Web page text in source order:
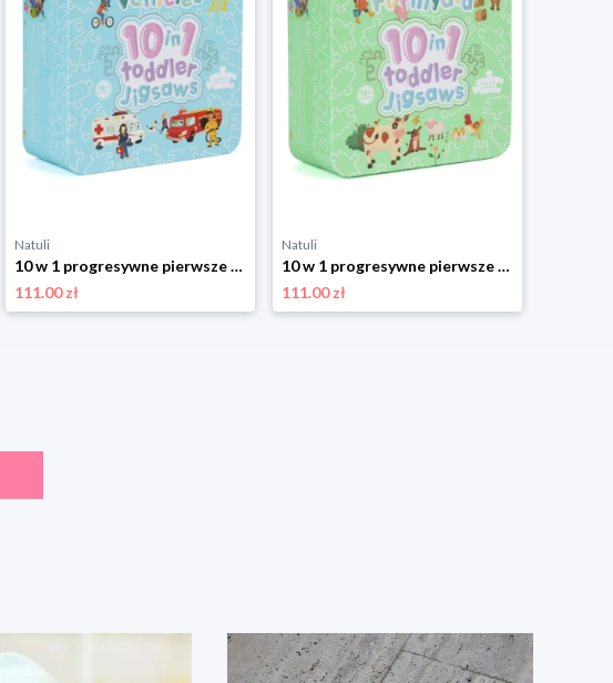
Natuli
10 w 1 progresywne pierwsze puzzle Pojazdy i zawody 30 elementów Boppi
111.00 zł
Natuli
10 w 1 progresywne pierwsze puzzle Farma 30 elementów Boppi
111.00 zł